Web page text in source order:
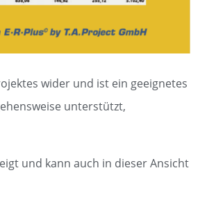
wider und ist ein geeignetes
unterstützt,
und kann auch in dieser Ansicht